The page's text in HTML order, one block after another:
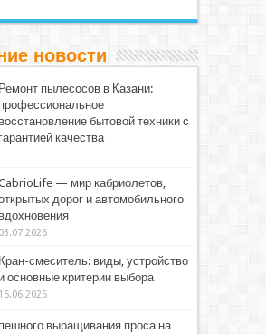
новости
Ремонт пылесосов в Казани:
профессиональное
восстановление бытовой техники с
гарантией качества
— мир кабриолетов,
дорог и автомобильного
вдохновения
03.07.2026
Кран-смеситель: виды, устройство
и основные критерии выбора
15.06.2026
выращивания проса на